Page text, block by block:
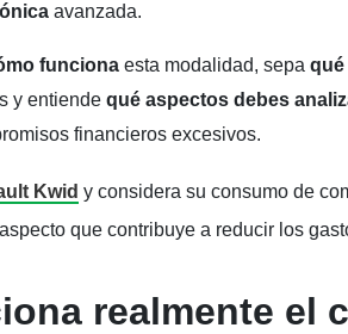
avanzada.
funciona esta modalidad, sepa qué
y entiende qué aspectos debes
financieros excesivos.
Kwid y considera su consumo de
que contribuye a reducir los
realmente el